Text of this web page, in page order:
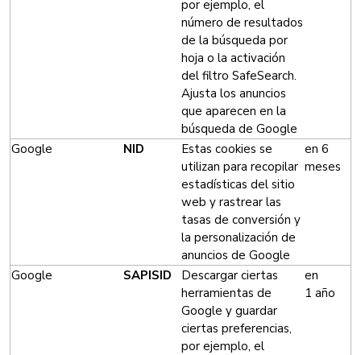
por ejemplo, el
número de resultados
de la búsqueda por
hoja o la activación
del filtro SafeSearch.
Ajusta los anuncios
que aparecen en la
búsqueda de Google
Google
NID
Estas cookies se
utilizan para recopilar
estadísticas del sitio
web y rastrear las
tasas de conversión y
la personalización de
anuncios de Google
en 6
meses
Google SAPISID
Descargar ciertas
herramientas de
Google y guardar
ciertas preferencias,
por ejemplo, el
en
1 año